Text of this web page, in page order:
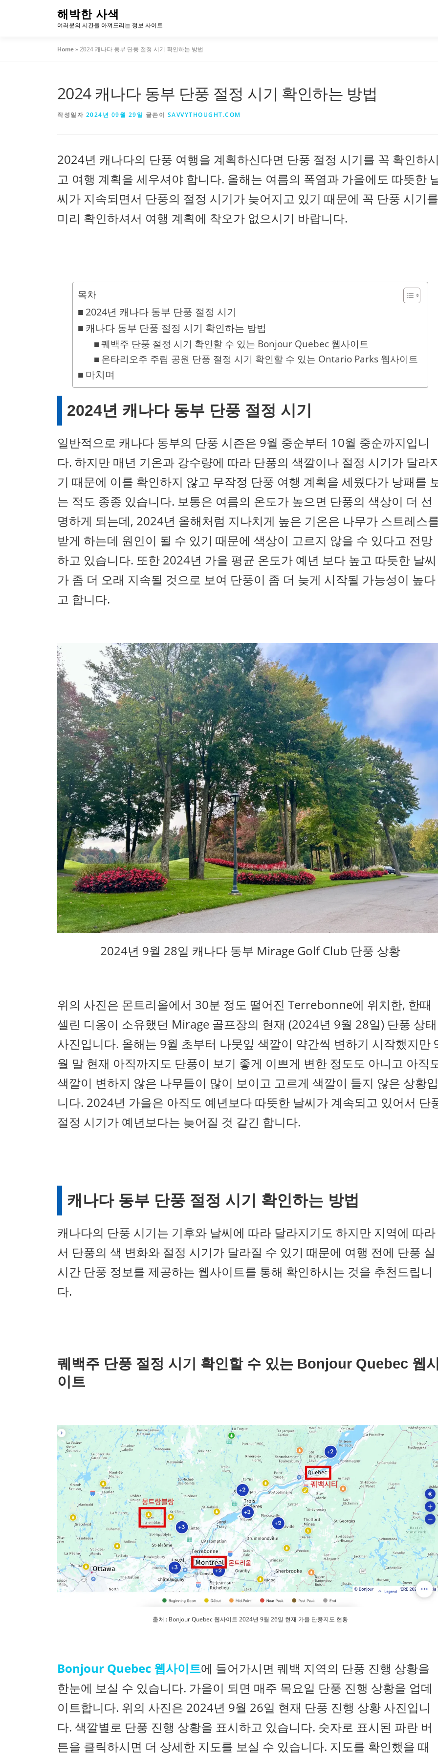
해박한 사색
여러분의 시간을 아껴드리는 정보 사이트
Home»2024 캐나다 동부 단풍 절정 시기 확인하는 방법
2024 캐나다 동부 단풍 절정 시기 확인하는 방법
작성일자 2024년 09월 29일 글쓴이 SAVVYTHOUGHT.COM
2024년 캐나다의 단풍 여행을 계획하신다면 단풍 절정 시기를 꼭 확인하
고 여행 계획을 세우셔야 합니다. 올해는 여름의 폭염과 가을에도 따뜻한
씨가 지속되면서 단풍의 절정 시기가 늦어지고 있기 때문에 꼭 단풍 시기를
미리 확인하셔서 여행 계획에 착오가 없으시기 바랍니다.
목차
2024년 캐나다 동부 단풍 절정 시기
캐나다 동부 단풍 절정 시기 확인하는 방법
퀘백주 단풍 절정 시기 확인할 수 있는 Bonjour Quebec 웹사이트
온타리오주 주립 공원 단풍 절정 시기 확인할 수 있는 Ontario Parks 웹사이트
마치며
2024년 캐나다 동부 단풍 절정 시기
일반적으로 캐나다 동부의 단풍 시즌은 9월 중순부터 10월 중순까지입니
다. 하지만 매년 기온과 강수량에 따라 단풍의 색깔이나 절정 시기가 달라
기 때문에 이를 확인하지 않고 무작정 단풍 여행 계획을 세웠다가 낭패를
는 적도 종종 있습니다. 보통은 여름의 온도가 높으면 단풍의 색상이 더 선
명하게 되는데, 2024년 올해처럼 지나치게 높은 기온은 나무가 스트레스
받게 하는데 원인이 될 수 있기 때문에 색상이 고르지 않을 수 있다고 전망
하고 있습니다. 또한 2024년 가을 평균 온도가 예년 보다 높고 따듯한 날씨
가 좀 더 오래 지속될 것으로 보여 단풍이 좀 더 늦게 시작될 가능성이 높다
고 합니다.
2024년 9월 28일 캐나다 동부 Mirage Golf Club 단풍 상황
위의 사진은 몬트리올에서 30분 정도 떨어진 Terrebonne에 위치한, 한때
셀린 디옹이 소유했던 Mirage 골프장의 현재 (2024년 9월 28일) 단풍 상태
사진입니다. 올해는 9월 초부터 나뭇잎 색깔이 약간씩 변하기 시작했지만
월 말 현재 아직까지도 단풍이 보기 좋게 이쁘게 변한 정도도 아니고 아직
색깔이 변하지 않은 나무들이 많이 보이고 고르게 색깔이 들지 않은 상황입
니다. 2024년 가을은 아직도 예년보다 따뜻한 날씨가 계속되고 있어서 단
절정 시기가 예년보다는 늦어질 것 같긴 합니다.
캐나다 동부 단풍 절정 시기 확인하는 방법
캐나다의 단풍 시기는 기후와 날씨에 따라 달라지기도 하지만 지역에 따라
서 단풍의 색 변화와 절정 시기가 달라질 수 있기 때문에 여행 전에 단풍 실
시간 단풍 정보를 제공하는 웹사이트를 통해 확인하시는 것을 추천드립니
다.
퀘백주 단풍 절정 시기 확인할 수 있는 Bonjour Quebec 웹
이트
출처 : Bonjour Quebec 웹사이트 2024년 9월 26일 현재 가을 단풍지도 현황
Bonjour Quebec 웹사이트에 들어가시면 퀘백 지역의 단풍 진행 상황을
한눈에 보실 수 있습니다. 가을이 되면 매주 목요일 단풍 진행 상황을 업데
이트합니다. 위의 사진은 2024년 9월 26일 현재 단풍 진행 상황 사진입니
다. 색깔별로 단풍 진행 상황을 표시하고 있습니다. 숫자로 표시된 파란 버
튼을 클릭하시면 더 상세한 지도를 보실 수 있습니다. 지도를 확인했을 때